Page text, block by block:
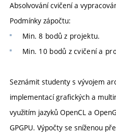
Absolvování cvičení a
Podmínky zápočtu:
Min. 8 bodů z projektu.
Min. 10 bodů z cvičení a
Seznámit studenty s vývojem
implementací grafických a
využitím jazyků OpenCL a
GPGPU. Výpočty se sníženou